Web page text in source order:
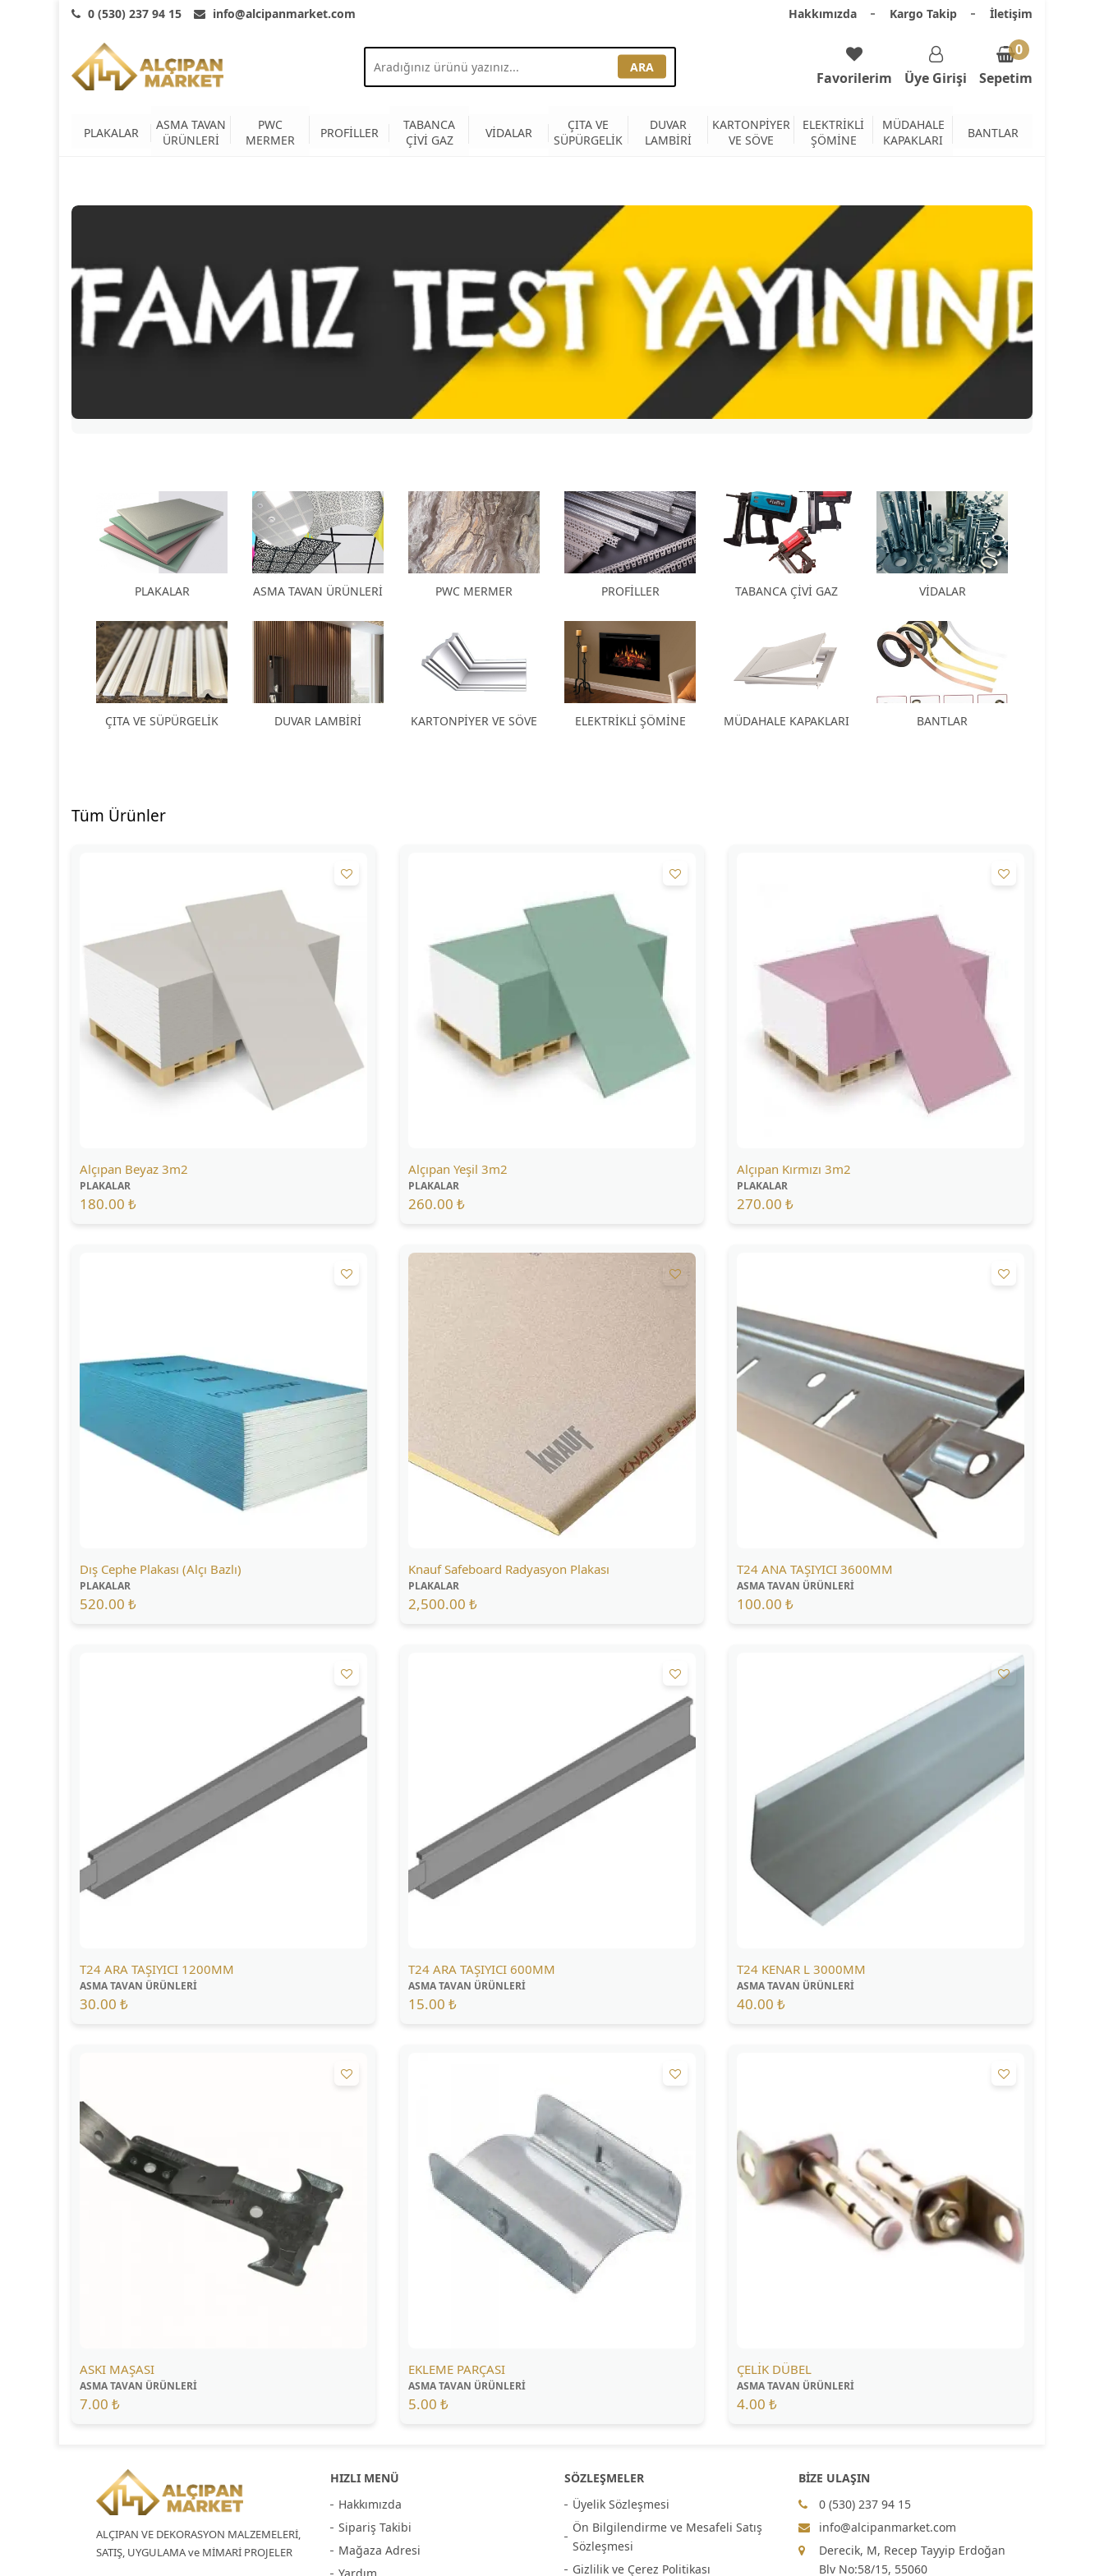
0 (530) 237 94 15 info@alcipanmarket.com Hakkımızda Kargo Takip İletişim
ARA
Favorilerim Üye Girişi
0
Sepetim
PLAKALAR
ASMA TAVAN
ÜRÜNLERİ
PWC
MERMER
PROFİLLER
TABANCA
ÇİVİ GAZ
VİDALAR
ÇITA VE
SÜPÜRGELİK
DUVAR
LAMBİRİ
KARTONPİYER
VE SÖVE
ELEKTRİKLİ
ŞÖMİNE
MÜDAHALE
KAPAKLARI
BANTLAR
PLAKALAR ASMA TAVAN ÜRÜNLERİ PWC MERMER PROFİLLER TABANCA ÇİVİ GAZ VİDALAR
ÇITA VE SÜPÜRGELİK DUVAR LAMBİRİ KARTONPİYER VE SÖVE ELEKTRİKLİ ŞÖMİNE MÜDAHALE KAPAKLARI BANTLAR
Tüm Ürünler
Alçıpan Beyaz 3m2
PLAKALAR
180.00 ₺
Alçıpan Yeşil 3m2
PLAKALAR
260.00 ₺
Alçıpan Kırmızı 3m2
PLAKALAR
270.00 ₺
Dış Cephe Plakası (Alçı Bazlı)
PLAKALAR
520.00 ₺
Knauf Safeboard Radyasyon Plakası
PLAKALAR
2,500.00 ₺
T24 ANA TAŞIYICI 3600MM
ASMA TAVAN ÜRÜNLERİ
100.00 ₺
T24 ARA TAŞIYICI 1200MM
ASMA TAVAN ÜRÜNLERİ
30.00 ₺
T24 ARA TAŞIYICI 600MM
ASMA TAVAN ÜRÜNLERİ
15.00 ₺
T24 KENAR L 3000MM
ASMA TAVAN ÜRÜNLERİ
40.00 ₺
ASKI MAŞASI
ASMA TAVAN ÜRÜNLERİ
7.00 ₺
EKLEME PARÇASI
ASMA TAVAN ÜRÜNLERİ
5.00 ₺
ÇELİK DÜBEL
ASMA TAVAN ÜRÜNLERİ
4.00 ₺
ALÇIPAN VE DEKORASYON MALZEMELERİ,
SATIŞ, UYGULAMA ve MİMARİ PROJELER
HIZLI MENÜ
Hakkımızda
Sipariş Takibi
Mağaza Adresi
SÖZLEŞMELER
Üyelik Sözleşmesi
Ön Bilgilendirme ve Mesafeli Satış
Sözleşmesi
Gizlilik ve Çerez Politikası
BİZE ULAŞIN
0 (530) 237 94 15
info@alcipanmarket.com
Derecik, M, Recep Tayyip Erdoğan
Blv No:58/15, 55060